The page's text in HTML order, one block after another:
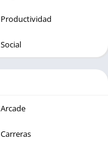
Productividad
Social
Arcade
Carreras